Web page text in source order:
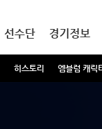
히스토리 엠블럼 캐릭
선수단 경기정보